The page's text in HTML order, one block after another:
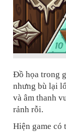
Đồ họa trong
nhưng bù lại
và âm thanh
rảnh rỗi.
Hiện game có